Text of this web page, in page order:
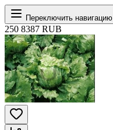
Переключить навигацию
250 8387 RUB